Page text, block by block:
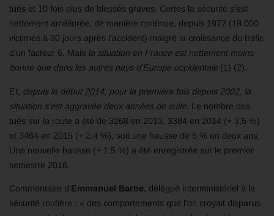
tués et 10 fois plus de blessés graves. Certes la sécurité s’est
nettement améliorée, de manière continue, depuis 1972 (18 000
victimes à 30 jours après l’accident) malgré la croissance du trafic
d’un facteur 6. Mais la situation en France est nettement moins
bonne que dans les autres pays d’Europe occidentale (1) (2).
Et, depuis le début 2014, pour la première fois depuis 2002, la
situation s’est aggravée deux années de suite . Le nombre des
tués sur la route a été de 3268 en 2013, 3384 en 2014 (+ 3,5 %)
et 3464 en 2015 (+ 2,4 %), soit une hausse de 6 % en deux ans.
Une nouvelle hausse (+ 1,5 %) a été enregistrée sur le premier
semestre 2016.
Commentaire d’Emmanuel Barbe , délégué interministériel à la
sécurité routière : « des comportements que l’on croyait disparus